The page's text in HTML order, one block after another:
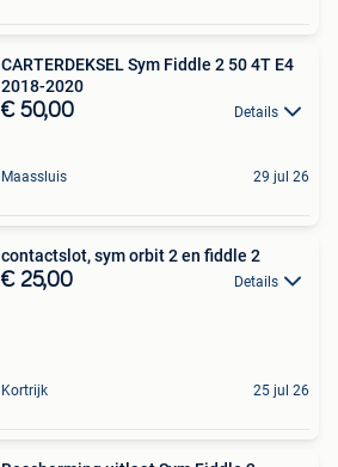
CARTERDEKSEL Sym Fiddle 2 50 4T E4
2018-2020
€ 50,00 Details
Maassluis 29 jul 26
contactslot, sym orbit 2 en fiddle 2
€ 25,00 Details
Kortrijk 25 jul 26